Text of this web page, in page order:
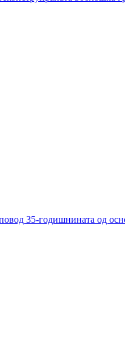
35-годишнината од